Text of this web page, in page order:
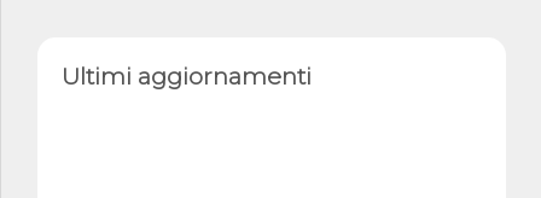
Ultimi aggiornamenti